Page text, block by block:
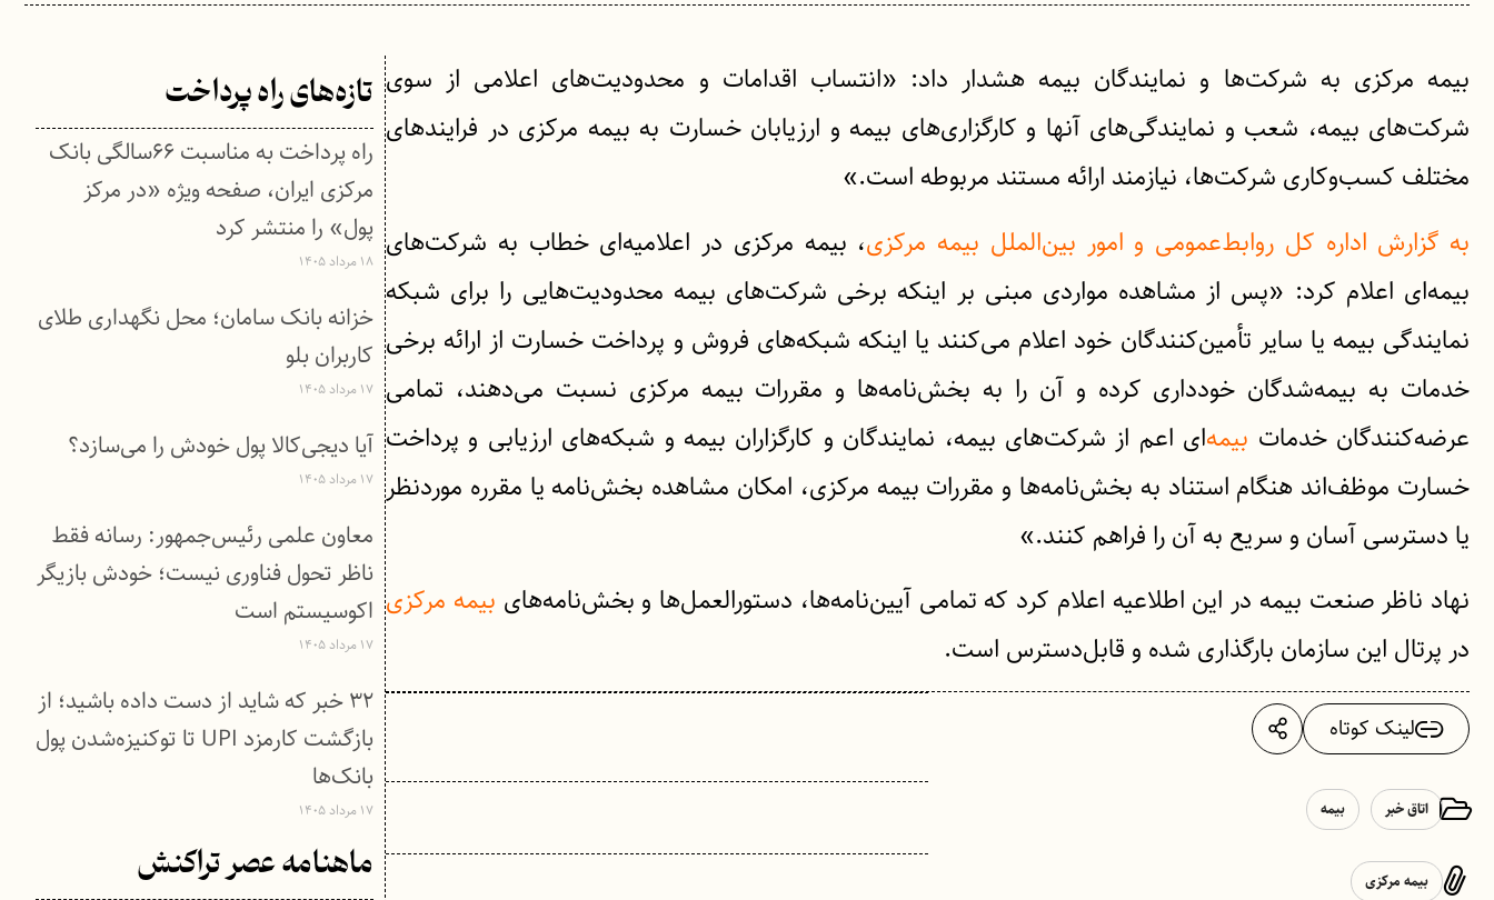
بیمه مرکزی به شرکت‌ها و نمایندگان بیمه هشدار داد: «انتساب اقدامات و محدودیت‌های اعلامی از سوی
شرکت‌های بیمه، شعب و نمایندگی‌های آنها و کارگزاری‌های بیمه و ارزیابان خسارت به بیمه مرکزی در فرایندهای
مختلف کسب‌وکاری شرکت‌ها، نیازمند ارائه مستند مربوطه است.»
به گزارش اداره کل روابط‌عمومی و امور بین‌الملل بیمه مرکزی، بیمه مرکزی در اعلامیه‌ای خطاب به شرکت‌های
بیمه‌ای اعلام کرد: «پس از مشاهده مواردی مبنی بر اینکه برخی شرکت‌های بیمه محدودیت‌هایی را برای شبکه
نمایندگی بیمه یا سایر تأمین‌کنندگان خود اعلام می‌کنند یا اینکه شبکه‌های فروش و پرداخت خسارت از ارائه برخی
خدمات به بیمه‌شدگان خودداری کرده و آن‌ را به بخش‌نامه‌ها و مقررات بیمه‌ مرکزی نسبت می‌دهند، تمامی
عرضه‌کنندگان خدمات بیمه‌ای اعم از شرکت‌های بیمه، نمایندگان و کارگزاران بیمه و شبکه‌های ارزیابی و پرداخت
خسارت موظف‌اند هنگام استناد به بخش‌نامه‌ها و مقررات بیمه مرکزی، امکان مشاهده بخش‌نامه یا مقرره موردنظر
یا دسترسی آسان و سریع به آن را فراهم کنند.»
نهاد ناظر صنعت بیمه در این اطلاعیه‌ اعلام کرد که تمامی آیین‌نامه‌ها، دستورالعمل‌ها و بخش‌نامه‌های بیمه مرکزی
در پرتال این سازمان بارگذاری شده و قابل‌دسترس است.
لینک کوتاه
اتاق خبر بیمه
بیمه مرکزی
تازه‌های راه پرداخت
راه پرداخت به مناسبت ۶۶سالگی بانک
مرکزی ایران، صفحه ویژه «در مرکز
پول» را منتشر کرد
۱۸ مرداد ۱۴۰۵
خزانه بانک سامان؛ محل نگهداری طلای
کاربران بلو
۱۷ مرداد ۱۴۰۵
آیا دیجی‌کالا پول خودش را می‌سازد؟
۱۷ مرداد ۱۴۰۵
معاون علمی رئیس‌جمهور: رسانه فقط
ناظر تحول فناوری نیست؛ خودش بازیگر
اکوسیستم است
۱۷ مرداد ۱۴۰۵
۳۲ خبر که شاید از دست داده باشید؛ از
بازگشت کارمزد UPI تا توکنیزه‌شدن پول
بانک‌ها
۱۷ مرداد ۱۴۰۵
ماهنامه عصر تراکنش